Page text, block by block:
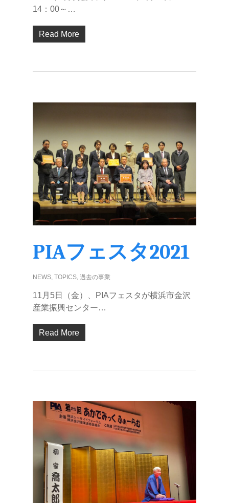
14：00～…
Read More
PIAフェスタ2021
NEWS, TOPICS, 過去の事業
11⽉5⽇（⾦）、PIAフェスタが横浜市⾦沢
産業振興センター…
Read More